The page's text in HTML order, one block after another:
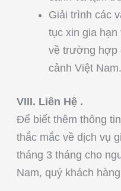
Giải trình các
tục xin gia hạn
về trường hợp
cảnh Việt Nam.
VIII. Liên Hệ .
Để biết thêm thông
thắc mắc về dịch vụ
tháng 3 tháng cho
Nam, quý khách